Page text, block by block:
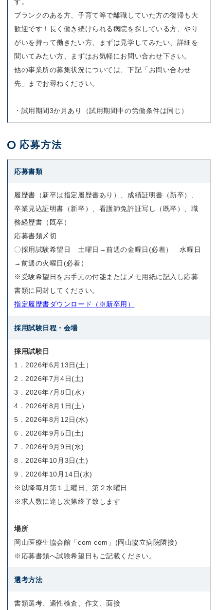
ブランクのある方、子育て等で離職していた方の復帰も大
歓迎です！長く働き続けられる病院を探している方、やり
がいを持って働きたい方、まずは見学してみたい、詳細を
聞いてみたい方、まずはお気軽にお問い合わせ下さい。
他の事業所の募集状況については、下記「お問い合わせ
先」までお尋ねください。
・試用期間3か月あり（試用期間中の労働条件は同じ）
応募方法
応募書類
履歴書（新卒は指定履歴書あり）、成績証明書（新卒）、
卒業見込証明書（新卒）、看護師免許証写し（既卒）、職
務経歴書（既卒）
応募書類〆切
〇採用試験希望日 土曜日→前週の金曜日(必着） 水曜日
→前週の火曜日(必着）
※受験希望日をお手元の付箋またはメモ用紙に記入し応募
書類に同封してください。
指定履歴書ダウンロード（※新卒用）
採用試験日程・会場
採用試験日
1．2026年6月13日(土）
2．2026年7月4日(土)
3．2026年7月8日(水）
4．2026年8月1日(土）
5．2026年8月12日(水)
6．2026年9月5日(土)
7．2026年9月9日(水)
8．2026年10月3日(土)
9．2026年10月14日(水)
※以降毎月第１土曜日、第２水曜日
※求人数に達し次第終了致します
場所
岡山医療生協会館「com com」(岡山協立病院隣接)
※応募書類へ試験希望日もご記載ください。
選考方法
書類選考、適性検査、作文、面接